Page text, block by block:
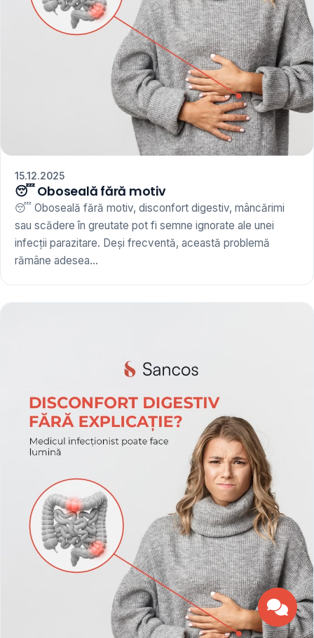
15.12.2025
😴 Oboseală fără motiv
😴 Oboseală fără motiv, disconfort digestiv, mâncărimi
sau scădere în greutate pot fi semne ignorate ale unei
infecții parazitare. Deși frecventă, această problemă
rămâne adesea...